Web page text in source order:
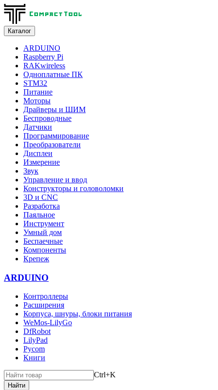
Каталог
ARDUINO
Raspberry Pi
RAKwireless
Одноплатные ПК
STM32
Питание
Моторы
Драйверы и ШИМ
Беспроводные
Датчики
Программирование
Преобразователи
Дисплеи
Измерение
Звук
Управление и ввод
Конструкторы и головоломки
3D и CNC
Разработка
Паяльное
Инструмент
Умный дом
Беспаечные
Компоненты
Крепеж
ARDUINO
Контроллеры
Расширения
Корпуса, шнуры, блоки питания
WeMos-LilyGo
DfRobot
LilyPad
Pycom
Книги
Ctrl+K
Найти